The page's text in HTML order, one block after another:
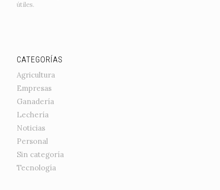
útiles.
CATEGORÍAS
Agricultura
Empresas
Ganadería
Lechería
Noticias
Personal
Sin categoría
Tecnología